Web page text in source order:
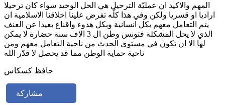
المهم والاكيد ان عمليّة الترحيل هي الحل الوحيد سواء كان ترحيلا
اراديا او قسريا ولكن وفي هذا كلّه تفرض علينا اخلاقنا الاسلامية ان
يتم التعامل معهم بكل انسانية وبكل هدوء واقناع بعيدا عن العنف
الذي لا يحل المشكلة فتونس وطن ال 3 الاف سنة حضارة لا يمكن
لها الا ان تكون في مستوى الحدث من ناحية التعامل معهم ومن
ناحية حماية الوطن مما قد يحصل لا قدّر الله
حافظ كسكاس
مشاركة